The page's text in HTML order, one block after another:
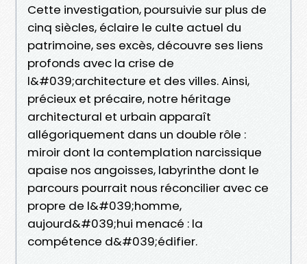
Cette investigation, poursuivie sur plus de
cinq siècles, éclaire le culte actuel du
patrimoine, ses excès, découvre ses liens
profonds avec la crise de
l&#039;architecture et des villes. Ainsi,
précieux et précaire, notre héritage
architectural et urbain apparaît
allégoriquement dans un double rôle :
miroir dont la contemplation narcissique
apaise nos angoisses, labyrinthe dont le
parcours pourrait nous réconcilier avec ce
propre de l&#039;homme,
aujourd&#039;hui menacé : la
compétence d&#039;édifier.